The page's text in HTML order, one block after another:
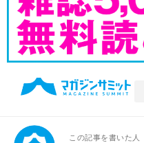
この記事を書いた人